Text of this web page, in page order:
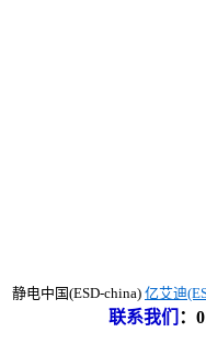
静电中国(ESD-china) 亿艾迪
联系我们 ：